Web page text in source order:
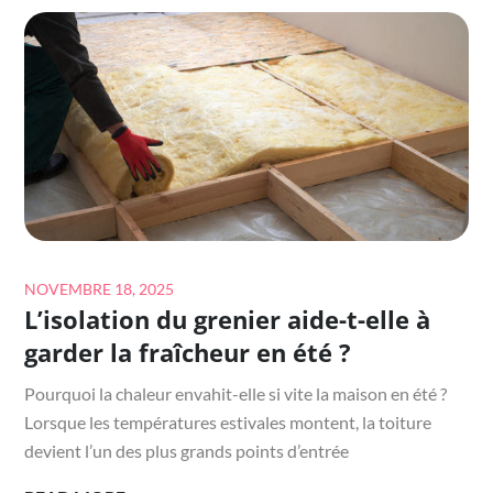
EN
HYPNOSE
CONTRE
LE
STRESS
DONNE-
T-
IL
POUR
LES
EFFETS
?
Posted
on
NOVEMBRE 18, 2025
L’isolation du grenier aide-t-elle à
garder la fraîcheur en été ?
Pourquoi la chaleur envahit-elle si vite la maison en été ?
Lorsque les températures estivales montent, la toiture
devient l’un des plus grands points d’entrée